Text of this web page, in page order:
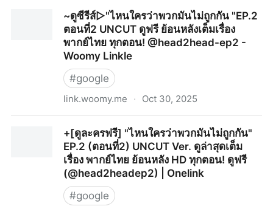
ไทย/ซับไทย ดูฟรี ตอนที่ 9-10 ย้อนหลัง เต็มอิ่มครบทุกตอน
HD - (ดู+ซีรีส์เกาหลี!) Dear X เหลี่ยมมายามรณะ Ep.9 10
พากย์ไทย/ซับไทย ดูฟรี ตอนที่ 9 10 ย้อนหลัง's Portfolio
~ดูซีรีส์▷"ไหนใครว่าพวกมันไม่ถูกกัน "EP.2
ตอนที่2 UNCUT ดูฟรี ย้อนหลังเต็มเรื่อง
พากย์ไทย ทุกตอน! @head2head-ep2 -
Woomy Linkle
#google
link.woomy.me · Oct 30, 2025
UNCUT ดูฟรี ย้อนหลังเต็มเรื่อง พากย์ไทย ทุกตอน!
@head2head-ep2 - Woomy Linkle
+[ดูละครฟรี] "ไหนใครว่าพวกมันไม่ถูกกัน"
EP.2 (ตอนที่2) UNCUT Ver. ดูล่าสุดเต็ม
เรื่อง พากย์ไทย ย้อนหลัง HD ทุกตอน! ดูฟรี
(@head2headep2) | Onelink
#google